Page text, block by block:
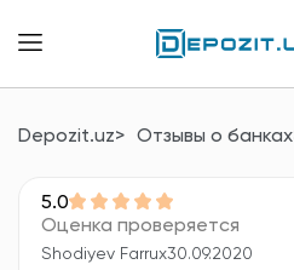
Depozit.uz Отзывы о банках
5.0
Оценка проверяется
Shodiyev Farrux30.09.2020